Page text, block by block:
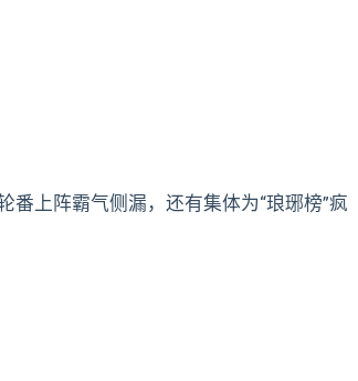
上阵霸气侧漏，还有集体为“琅琊榜”疯